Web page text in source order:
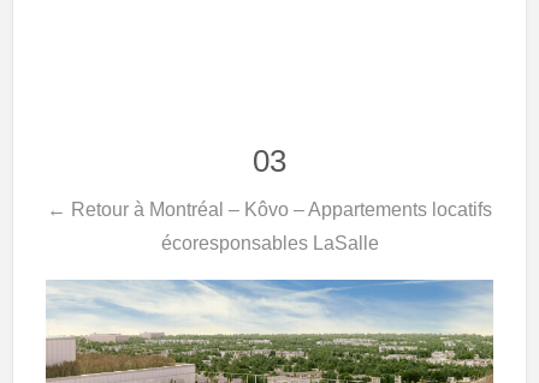
03
← Retour à Montréal – Kôvo – Appartements locatifs
écoresponsables LaSalle